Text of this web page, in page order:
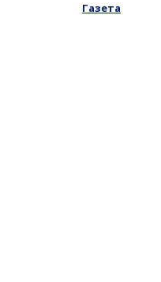
Газета